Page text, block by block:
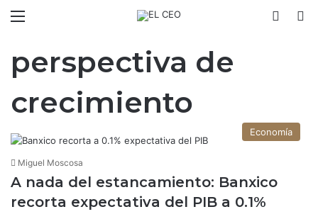
perspectiva de
crecimiento
Economía
Miguel Moscosa
A nada del estancamiento: Banxico
recorta expectativa del PIB a 0.1%